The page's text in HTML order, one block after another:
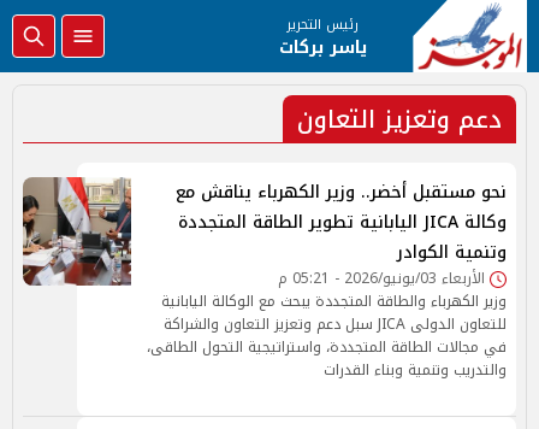
رئيس التحرير
ياسر بركات
دعم وتعزيز التعاون
نحو مستقبل أخضر.. وزير الكهرباء يناقش مع
وكالة JICA اليابانية تطوير الطاقة المتجددة
وتنمية الكوادر
الأربعاء 03/يونيو/2026 - 05:21 م
وزير الكهرباء والطاقة المتجددة يبحث مع الوكالة اليابانية
للتعاون الدولى JICA سبل دعم وتعزيز التعاون والشراكة
في مجالات الطاقة المتجددة، واستراتيجية التحول الطاقى،
والتدريب وتنمية وبناء القدرات